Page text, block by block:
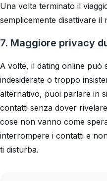
Una volta terminato il
semplicemente disattivare il
7. Maggiore privacy
A volte, il dating online può
indesiderate o troppo
alternativo, puoi parlare in
contatti senza dover
cose non vanno come
interrompere i contatti e
ti disturba.